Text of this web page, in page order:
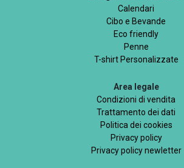
Calendari
Cibo e Bevande
Eco friendly
Penne
T-shirt Personalizzate
Area legale
Condizioni di vendita
Trattamento dei dati
Politica dei cookies
Privacy policy
Privacy policy newletter